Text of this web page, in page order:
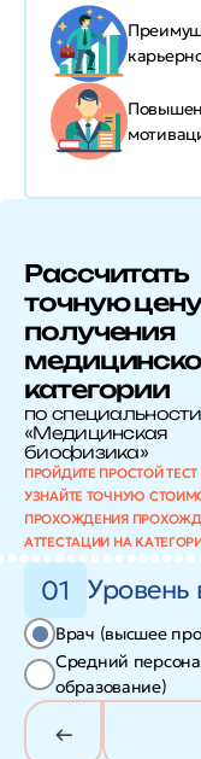
Рассчитать
точную цену
получения
категории
по специальности
«Медицинская
биофизика»
ПРОЙДИТЕ ПРОСТОЙ ТЕСТ
УЗНАЙТЕ ТОЧНУЮ
ПРОХОЖДЕНИЯ
АТТЕСТАЦИИ НА
01 Уровень
Врач (высшее
Средний
образование)